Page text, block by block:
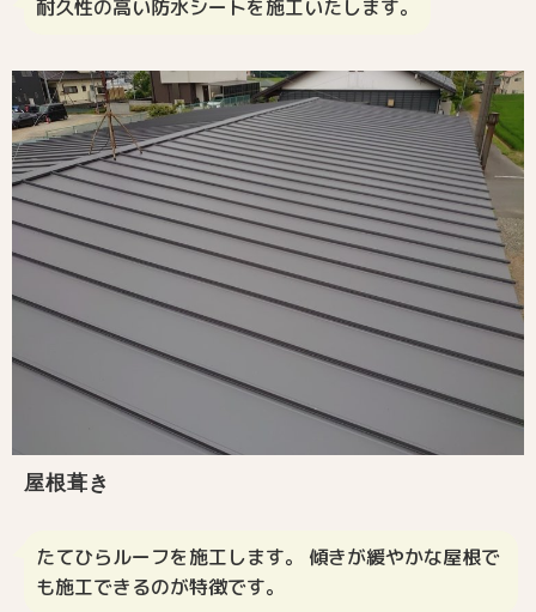
耐久性の高い防水シートを施工いたします。
屋根葺き
たてひらルーフを施工します。 傾きが緩やかな屋根で
も施工できるのが特徴です。